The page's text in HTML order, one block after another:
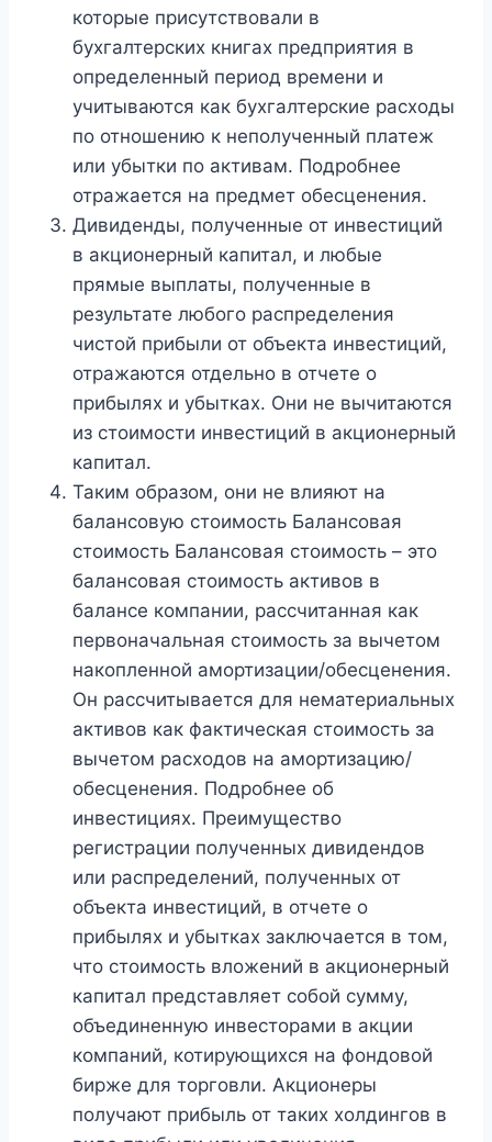
которые присутствовали в
бухгалтерских книгах предприятия в
определенный период времени и
учитываются как бухгалтерские расходы
по отношению к неполученный платеж
или убытки по активам. Подробнее
отражается на предмет обесценения.
Дивиденды, полученные от инвестиций
в акционерный капитал, и любые
прямые выплаты, полученные в
результате любого распределения
чистой прибыли от объекта инвестиций,
отражаются отдельно в отчете о
прибылях и убытках. Они не вычитаются
из стоимости инвестиций в акционерный
капитал.
Таким образом, они не влияют на
балансовую стоимость Балансовая
стоимость Балансовая стоимость – это
балансовая стоимость активов в
балансе компании, рассчитанная как
первоначальная стоимость за вычетом
накопленной амортизации/обесценения.
Он рассчитывается для нематериальных
активов как фактическая стоимость за
вычетом расходов на амортизацию/
обесценения. Подробнее об
инвестициях. Преимущество
регистрации полученных дивидендов
или распределений, полученных от
объекта инвестиций, в отчете о
прибылях и убытках заключается в том,
что стоимость вложений в акционерный
капитал представляет собой сумму,
объединенную инвесторами в акции
компаний, котирующихся на фондовой
бирже для торговли. Акционеры
получают прибыль от таких холдингов в